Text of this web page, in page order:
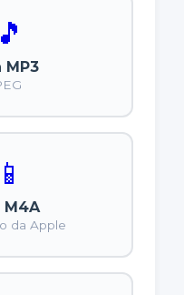
🎵
MP3
📱
M4A
da Apple